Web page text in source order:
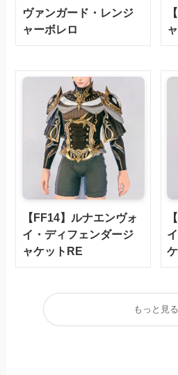
ヴァンガード・レンジ
ャーボレロ
【FF14】ルナエンヴォ
イ・ディフェンダージ
ャケットRE
もっと見る